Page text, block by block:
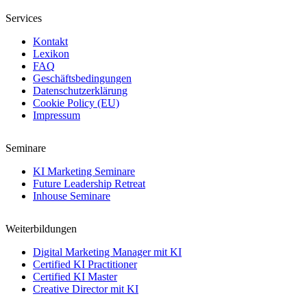
Services
Kontakt
Lexikon
FAQ
Geschäftsbedingungen
Datenschutzerklärung
Cookie Policy (EU)
Impressum
Seminare
KI Marketing Seminare
Future Leadership Retreat
Inhouse Seminare
Weiterbildungen
Digital Marketing Manager mit KI
Certified KI Practitioner
Certified KI Master
Creative Director mit KI